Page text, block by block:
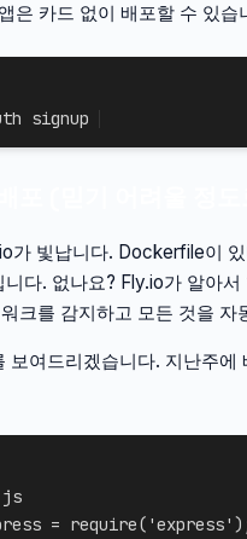
은 카드 없이 배포할 수 있습
signup
가 빛납니다. Dockerfile이
니다. 없나요? Fly.io가 알아서
크를 감지하고 모든 것을 자
보여드리겠습니다. 지난주에
= require( 'express' )